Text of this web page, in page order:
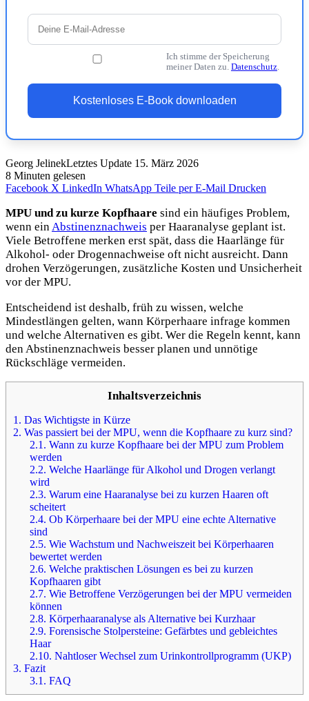
Ich stimme der Speicherung
meiner Daten zu. Datenschutz.
Kostenloses E-Book downloaden
Georg JelinekLetztes Update 15. März 2026
8 Minuten gelesen
Facebook X LinkedIn WhatsApp Teile per E-Mail Drucken
MPU und zu kurze Kopfhaare sind ein häufiges Problem,
wenn ein Abstinenznachweis per Haaranalyse geplant ist.
Viele Betroffene merken erst spät, dass die Haarlänge für
Alkohol- oder Drogennachweise oft nicht ausreicht. Dann
drohen Verzögerungen, zusätzliche Kosten und Unsicherheit
vor der MPU.
Entscheidend ist deshalb, früh zu wissen, welche
Mindestlängen gelten, wann Körperhaare infrage kommen
und welche Alternativen es gibt. Wer die Regeln kennt, kann
den Abstinenznachweis besser planen und unnötige
Rückschläge vermeiden.
Inhaltsverzeichnis
1. Das Wichtigste in Kürze
2. Was passiert bei der MPU, wenn die Kopfhaare zu kurz sind?
2.1. Wann zu kurze Kopfhaare bei der MPU zum Problem
werden
2.2. Welche Haarlänge für Alkohol und Drogen verlangt
wird
2.3. Warum eine Haaranalyse bei zu kurzen Haaren oft
scheitert
2.4. Ob Körperhaare bei der MPU eine echte Alternative
sind
2.5. Wie Wachstum und Nachweiszeit bei Körperhaaren
bewertet werden
2.6. Welche praktischen Lösungen es bei zu kurzen
Kopfhaaren gibt
2.7. Wie Betroffene Verzögerungen bei der MPU vermeiden
können
2.8. Körperhaaranalyse als Alternative bei Kurzhaar
2.9. Forensische Stolpersteine: Gefärbtes und gebleichtes
Haar
2.10. Nahtloser Wechsel zum Urinkontrollprogramm (UKP)
3. Fazit
3.1. FAQ